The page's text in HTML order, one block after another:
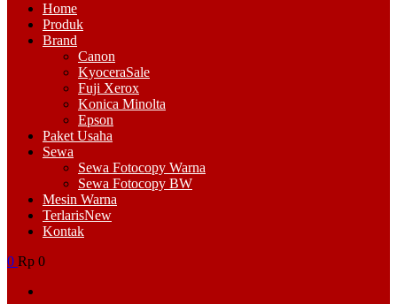
Home
Produk
Brand
Canon
KyoceraSale
Fuji Xerox
Konica Minolta
Epson
Paket Usaha
Sewa
Sewa Fotocopy Warna
Sewa Fotocopy BW
Mesin Warna
TerlarisNew
Kontak
0 Rp 0